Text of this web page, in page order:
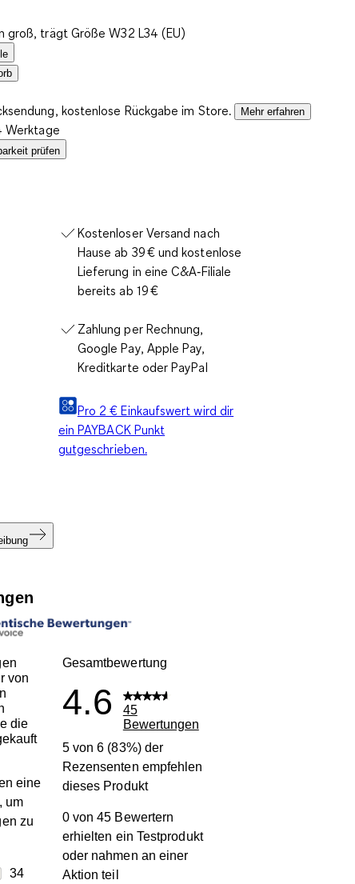
groß, trägt Größe W32 L34 (EU)
kostenlose Rückgabe im Store. Mehr erfahren
Werktage
prüfen
Kostenloser Versand nach
Hause ab 39 € und kostenlose
Lieferung in eine C&A‑Filiale
bereits ab 19 €
Zahlung per Rechnung,
Google Pay, Apple Pay,
Kreditkarte oder PayPal
Pro 2 € Einkaufswert wird dir
ein PAYBACK Punkt
gutgeschrieben.
von
die
eine
um
zu
34
Gesamtbewertung
4.6
45
Bewertungen
5 von 6 (83%) der
Rezensenten empfehlen
dieses Produkt
0 von 45 Bewertern
erhielten ein Testprodukt
oder nahmen an einer
Aktion teil